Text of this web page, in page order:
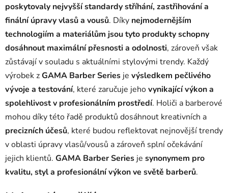
poskytovaly nejvyšší standardy stříhání, zastřihování a
finální úpravy vlasů a vousů. Díky nejmodernějším
technologiím a materiálům jsou tyto produkty schopny
dosáhnout maximální přesnosti a odolnosti, zároveň však
zůstávají v souladu s aktuálními stylovými trendy. Každý
výrobek zGAMA Barber Series je výsledkem pečlivého
vývoje a testování, které zaručuje jehovynikající výkon a
spolehlivost v profesionálním prostředí. Holiči a barberové
mohou díky této řadě produktů dosáhnout kreativních a
precizních účesů, které budou reflektovat nejnovější trendy
v oblasti úpravy vlasů/vousů a zároveň splní očekávání
jejich klientů. GAMA Barber Series je synonymem pro
kvalitu, styl a profesionální výkon ve světě barberů.